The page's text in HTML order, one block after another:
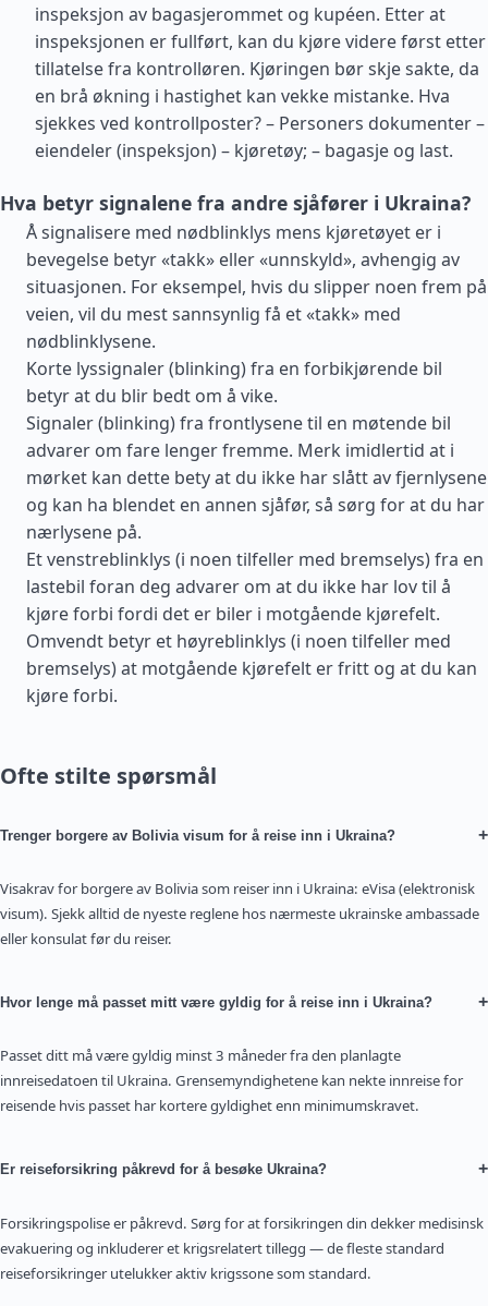
inspeksjon av bagasjerommet og kupéen. Etter at
inspeksjonen er fullført, kan du kjøre videre først etter
tillatelse fra kontrolløren. Kjøringen bør skje sakte, da
en brå økning i hastighet kan vekke mistanke. Hva
sjekkes ved kontrollposter? – Personers dokumenter –
eiendeler (inspeksjon) – kjøretøy; – bagasje og last.
Hva betyr signalene fra andre sjåfører i Ukraina?
Å signalisere med nødblinklys mens kjøretøyet er i
bevegelse betyr «takk» eller «unnskyld», avhengig av
situasjonen. For eksempel, hvis du slipper noen frem på
veien, vil du mest sannsynlig få et «takk» med
nødblinklysene.
Korte lyssignaler (blinking) fra en forbikjørende bil
betyr at du blir bedt om å vike.
Signaler (blinking) fra frontlysene til en møtende bil
advarer om fare lenger fremme. Merk imidlertid at i
mørket kan dette bety at du ikke har slått av fjernlysene
og kan ha blendet en annen sjåfør, så sørg for at du har
nærlysene på.
Et venstreblinklys (i noen tilfeller med bremselys) fra en
lastebil foran deg advarer om at du ikke har lov til å
kjøre forbi fordi det er biler i motgående kjørefelt.
Omvendt betyr et høyreblinklys (i noen tilfeller med
bremselys) at motgående kjørefelt er fritt og at du kan
kjøre forbi.
Ofte stilte spørsmål
Trenger borgere av Bolivia visum for å reise inn i Ukraina? +
Visakrav for borgere av Bolivia som reiser inn i Ukraina: eVisa (elektronisk
visum). Sjekk alltid de nyeste reglene hos nærmeste ukrainske ambassade
eller konsulat før du reiser.
Hvor lenge må passet mitt være gyldig for å reise inn i Ukraina? +
Passet ditt må være gyldig minst 3 måneder fra den planlagte
innreisedatoen til Ukraina. Grensemyndighetene kan nekte innreise for
reisende hvis passet har kortere gyldighet enn minimumskravet.
Er reiseforsikring påkrevd for å besøke Ukraina? +
Forsikringspolise er påkrevd. Sørg for at forsikringen din dekker medisinsk
evakuering og inkluderer et krigsrelatert tillegg — de fleste standard
reiseforsikringer utelukker aktiv krigssone som standard.